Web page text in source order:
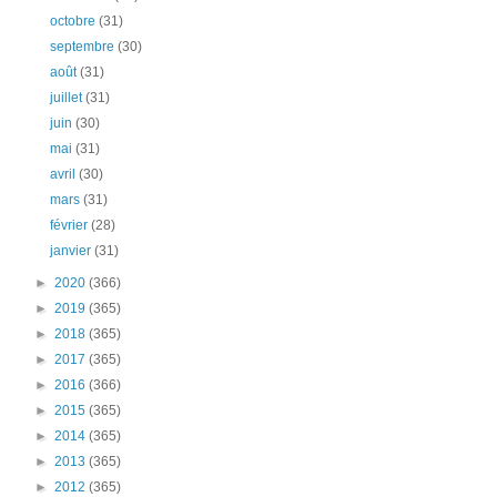
octobre(31)
septembre(30)
août(31)
juillet(31)
juin(30)
mai(31)
avril(30)
mars(31)
février(28)
janvier(31)
► 2020 (366)
► 2019 (365)
► 2018 (365)
► 2017 (365)
► 2016 (366)
► 2015 (365)
► 2014 (365)
► 2013 (365)
► 2012 (365)